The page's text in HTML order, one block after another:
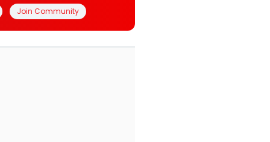
Join Community